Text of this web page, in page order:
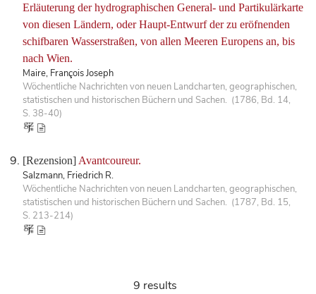
Erläuterung der hydrographischen General- und Partikulärkarte
von diesen Ländern, oder Haupt-Entwurf der zu eröfnenden
schifbaren Wasserstraßen, von allen Meeren Europens an, bis
nach Wien.
Maire, François Joseph
Wöchentliche Nachrichten von neuen Landcharten, geographischen,
statistischen und historischen Büchern und Sachen. (1786, Bd. 14,
S. 38-40)
[Rezension] Avantcoureur.
Salzmann, Friedrich R.
Wöchentliche Nachrichten von neuen Landcharten, geographischen,
statistischen und historischen Büchern und Sachen. (1787, Bd. 15,
S. 213-214)
9 results